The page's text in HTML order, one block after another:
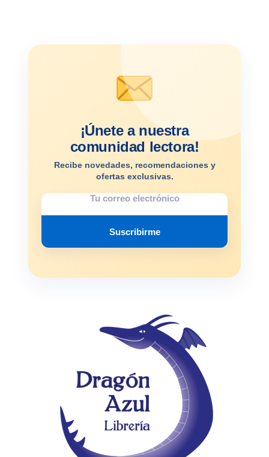
¡Únete a nuestra
comunidad lectora!
Recibe novedades, recomendaciones y
ofertas exclusivas.
Suscribirme